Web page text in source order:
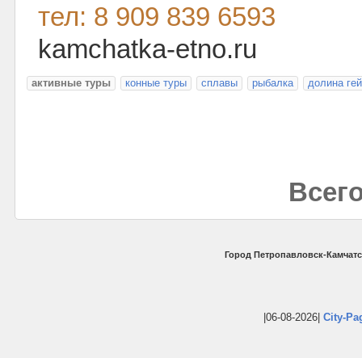
тел: 8 909 839 6593
kamchatka-etno.ru
активные туры конные туры сплавы рыбалка долина
Город Петропавловск-
|06-08-2026| City-